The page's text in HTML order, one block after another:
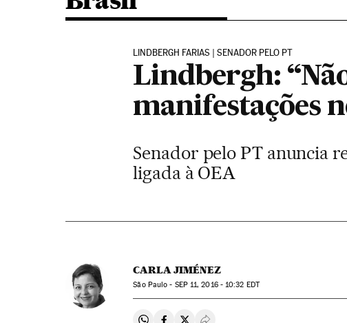
LINDBERGH FARIAS | SENADOR PELO PT
Lindbergh:
manifestações
Senador pelo PT anuncia
ligada à OEA
CARLA JIMÉNEZ
São Paulo - SEP11, 2016 - 10:32 EDT